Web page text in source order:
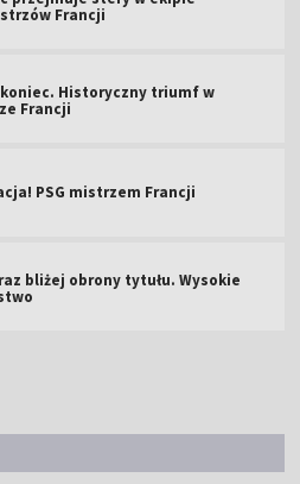
Francji
Historyczny triumf w
Francji
PSG mistrzem Francji
bliżej obrony tytułu. Wysokie